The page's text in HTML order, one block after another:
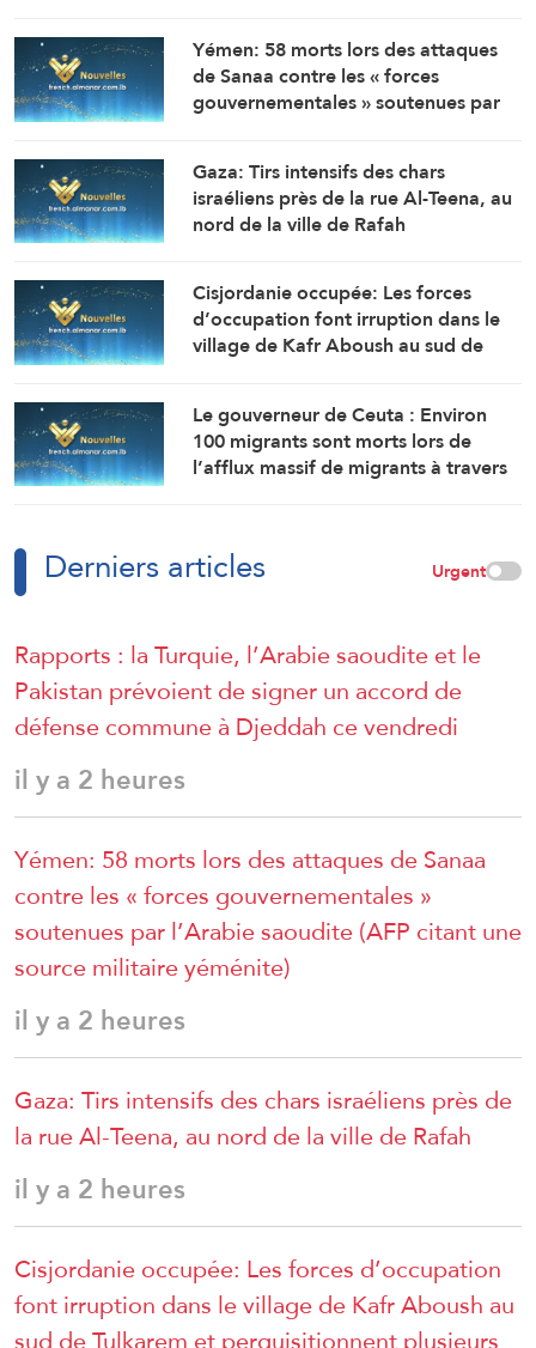
Yémen: 58 morts lors des attaques
de Sanaa contre les « forces
gouvernementales » soutenues par
source militaire yéménite)
Gaza: Tirs intensifs des chars
israéliens près de la rue Al-Teena, au
nord de la ville de Rafah
Cisjordanie occupée: Les forces
d’occupation font irruption dans le
village de Kafr Aboush au sud de
plusieurs maisons
Le gouverneur de Ceuta : Environ
100 migrants sont morts lors de
l’afflux massif de migrants à travers
Derniers articles Urgent
Rapports : la Turquie, l’Arabie saoudite et le
Pakistan prévoient de signer un accord de
défense commune à Djeddah ce vendredi
il y a 2 heures
Yémen: 58 morts lors des attaques de Sanaa
contre les « forces gouvernementales »
soutenues par l’Arabie saoudite (AFP citant une
source militaire yéménite)
il y a 2 heures
Gaza: Tirs intensifs des chars israéliens près de
la rue Al-Teena, au nord de la ville de Rafah
il y a 2 heures
Cisjordanie occupée: Les forces d’occupation
font irruption dans le village de Kafr Aboush au